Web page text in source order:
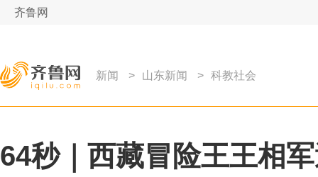
齐鲁网
新闻 > 山东新闻 > 科教社会
64秒｜西藏冒险王王相